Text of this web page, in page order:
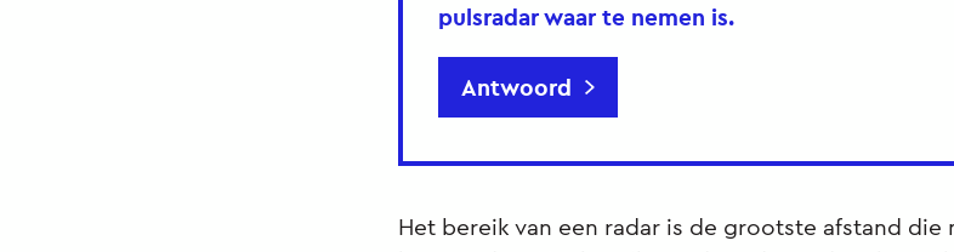
pulsradar waar te nemen is.
Antwoord
Het bereik van een radar is de grootste afstand die